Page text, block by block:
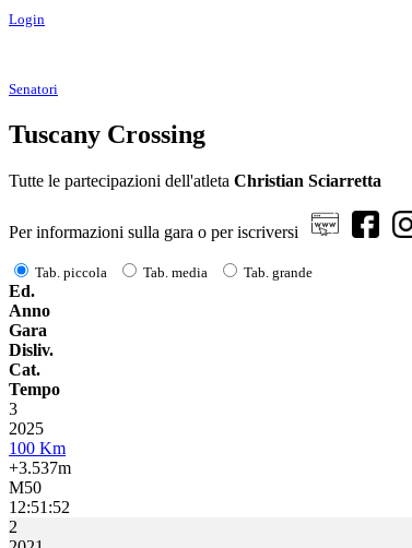
Login
Senatori
Tuscany Crossing
Tutte le partecipazioni dell'atleta Christian Sciarretta
Per informazioni sulla gara o per iscriversi
Tab. piccola Tab. media Tab. grande
Ed.
Anno
Gara
Disliv.
Cat.
Tempo
3
2025
100 Km
+3.537m
M50
12:51:52
2